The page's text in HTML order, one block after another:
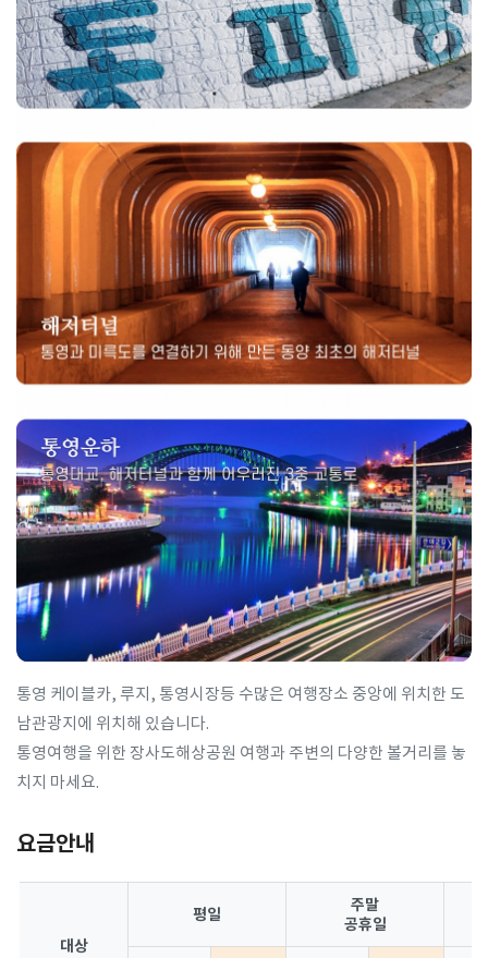
통영 케이블카, 루지, 통영시장등 수많은 여행장소 중앙에 위치한 도
남관광지에 위치해 있습니다.
통영여행을 위한 장사도해상공원 여행과 주변의 다양한 볼거리를 놓
치지 마세요.
요금안내
대상
평일
주말
공휴일